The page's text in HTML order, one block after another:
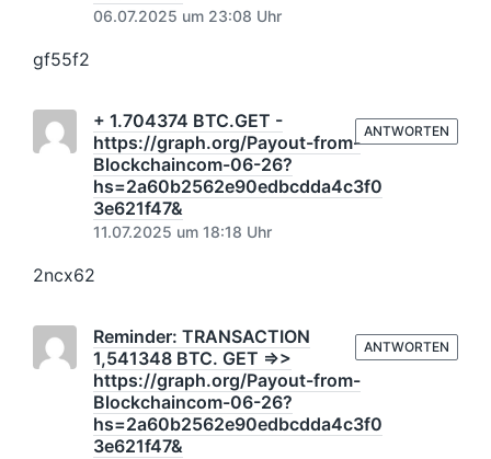
06.07.2025 um 23:08 Uhr
gf55f2
+ 1.704374 BTC.GET -
https://graph.org/Payout-from-
Blockchaincom-06-26?
hs=2a60b2562e90edbcdda4c3f0
3e621f47&
11.07.2025 um 18:18 Uhr
2ncx62
ANTWORTEN
Reminder: TRANSACTION
1,541348 BTC. GET =>>
https://graph.org/Payout-from-
Blockchaincom-06-26?
hs=2a60b2562e90edbcdda4c3f0
3e621f47&
ANTWORTEN